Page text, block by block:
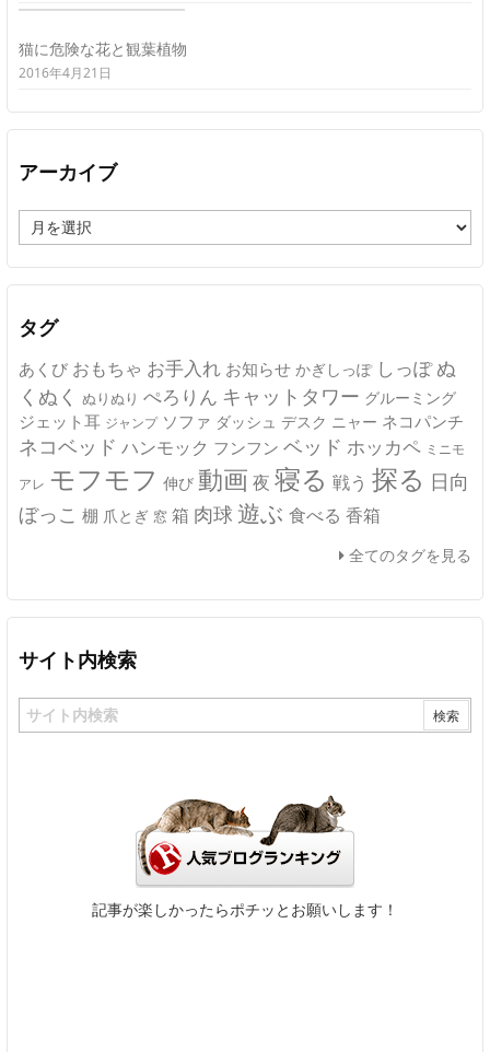
猫に危険な花と観葉植物
2016年4月21日
アーカイブ
ー
カ
イ
タグ
あくび おもちゃ お手入れ お知らせ かぎしっぽ しっぽ ぬ
くぬく ぬりぬり ぺろりん キャットタワー グルーミング
ジェット耳 ジャンプ ソファ ダッシュ デスク ニャー ネコパンチ
ネコベッド ハンモック フンフン ベッド ホッカペ ミニモ
アレ モフモフ 伸び 動画 夜 寝る 戦う 探る 日向
ぼっこ 棚 爪とぎ 窓 箱 肉球 遊ぶ 食べる 香箱
全てのタグを見る
サイト内検索
記事が楽しかったらポチッとお願いします！